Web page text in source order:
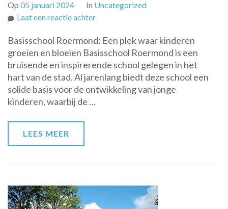
Op 05 januari 2024 In Uncategorized
Laat een reactie achterop
de
Kwaliteit
en
Betrokkenheid
van
Basisschool
Basisschool Roermond: Een plek waar kinderen
groeien en bloeien Basisschool Roermond is een
bruisende en inspirerende school gelegen in het
hart van de stad. Al jarenlang biedt deze school een
solide basis voor de ontwikkeling van jonge
kinderen, waarbij de …
LEES MEER